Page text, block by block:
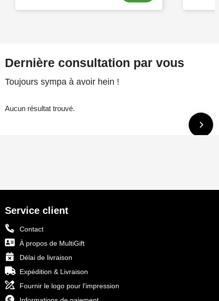
Dernière consultation par vous
Toujours sympa à avoir hein !
Aucun résultat trouvé.
Service client
Contact
À propos de MultiGift
Délai de livraison
Expédition & Livraison
Fournir le logo pour l'impression